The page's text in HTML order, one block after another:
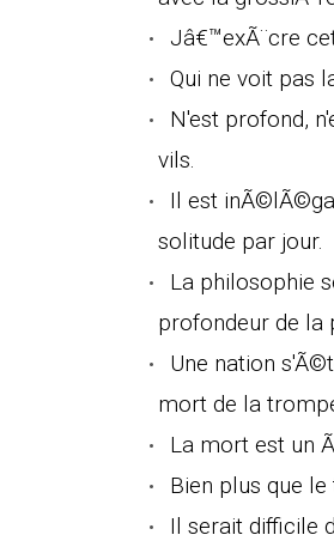
Jâ€™exÃ¨cre
Qui ne voit pas
N'est profond,
vils.
Il est
solitude par jour.
La philosophie
profondeur de la
Une nation
mort de la
La mort est un
Bien plus que
Il serait difficile